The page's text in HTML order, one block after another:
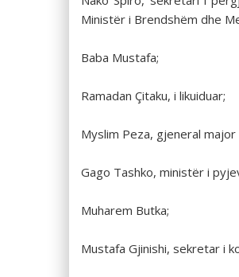
Ministër i Brendshëm dhe
Baba Mustafa;
Ramadan Çitaku, i likuiduar;
Myslim Peza, gjeneral
Gago Tashko, ministër i
Muharem Butka;
Mustafa Gjinishi, sekretar i